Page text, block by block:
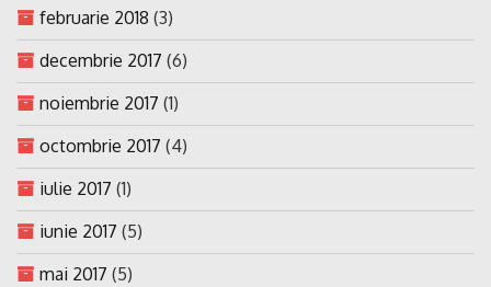
februarie 2018 (3)
decembrie 2017 (6)
noiembrie 2017 (1)
octombrie 2017 (4)
iulie 2017 (1)
iunie 2017 (5)
mai 2017 (5)